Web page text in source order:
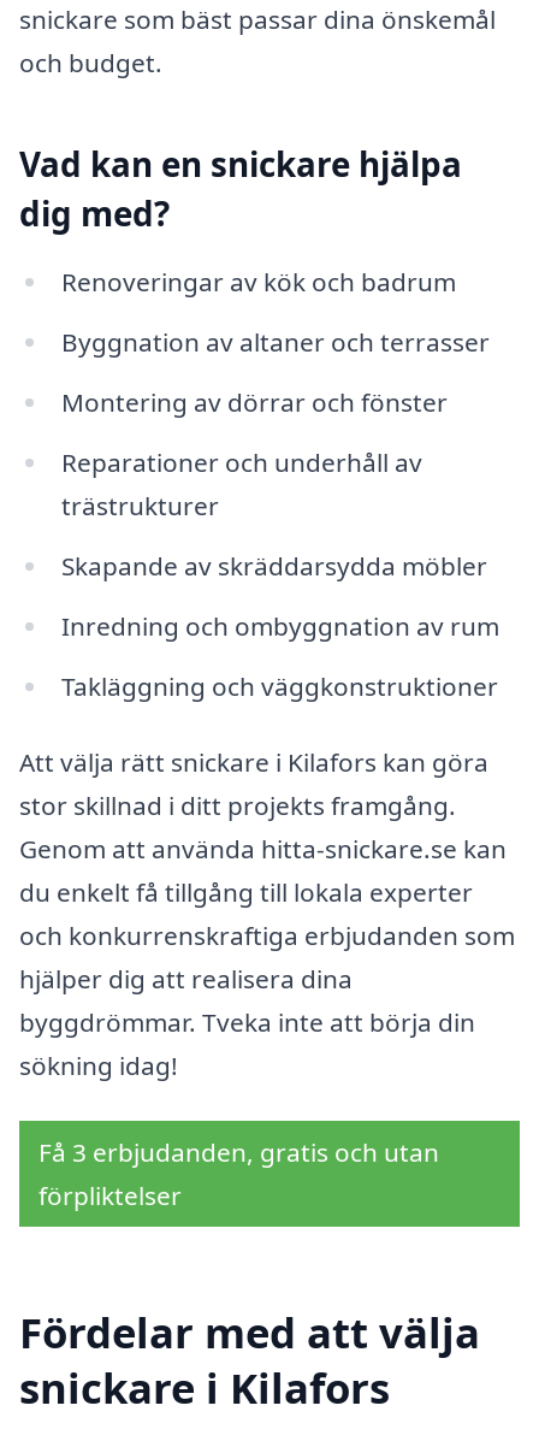
snickare som bäst passar dina önskemål
och budget.
Vad kan en snickare hjälpa
dig med?
Renoveringar av kök och badrum
Byggnation av altaner och terrasser
Montering av dörrar och fönster
Reparationer och underhåll av
trästrukturer
Skapande av skräddarsydda möbler
Inredning och ombyggnation av rum
Takläggning och väggkonstruktioner
Att välja rätt snickare i Kilafors kan göra
stor skillnad i ditt projekts framgång.
Genom att använda hitta-snickare.se kan
du enkelt få tillgång till lokala experter
och konkurrenskraftiga erbjudanden som
hjälper dig att realisera dina
byggdrömmar. Tveka inte att börja din
sökning idag!
Få 3 erbjudanden, gratis och utan
förpliktelser
Fördelar med att välja
snickare i Kilafors